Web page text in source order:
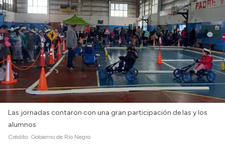
Las jornadas contaron con una gran participación de las y los
alumnos
Crédito: Gobierno de Río Negro